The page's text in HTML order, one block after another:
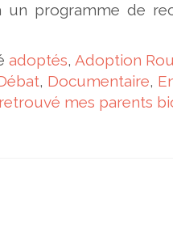
programme de
adoptés, Adoption
, Documentaire,
retrouvé mes parents